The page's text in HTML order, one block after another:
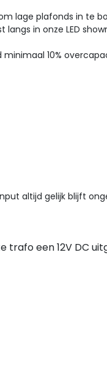
lage plafonds in te
in onze LED
10%
altijd gelijk blijft
een 12V DC